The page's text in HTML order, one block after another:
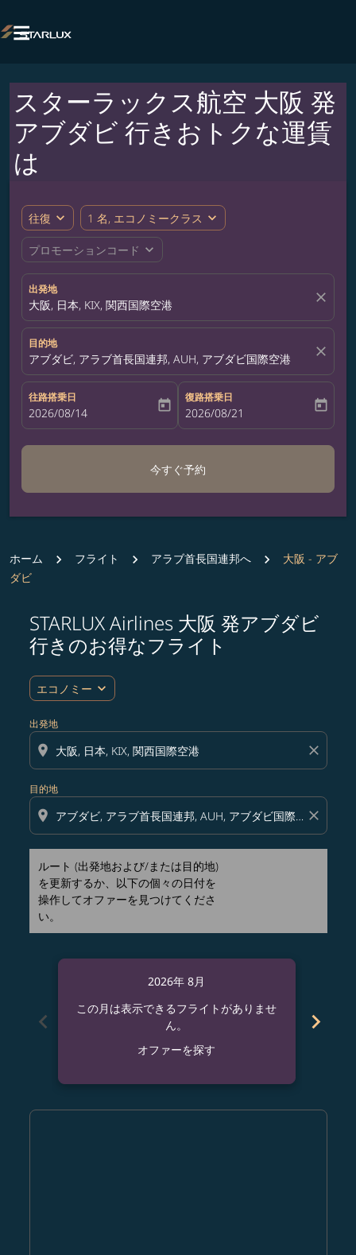

スターラックス航空 大阪 発
アブダビ 行きおトクな運賃
は
往復 expand_more 1 名, エコノミークラス expand_more
プロモーションコード expand_more
出発地
大阪, 日本, KIX, 関西国際空港 close
目的地
アブダビ, アラブ首長国連邦, AUH, アブダビ国際空港 close
往路搭乗日
fc-booking-departure-date-aria-label
2026/08/14 today
復路搭乗日
fc-booking-return-date-aria-label
2026/08/21 today
今すぐ予約
ホーム フライト アラブ首長国連邦へ
大阪 - アブ
ダビ
STARLUX Airlines 大阪 発アブダビ
行きのお得なフライト
エコノミー expand_more
出発地
location_on close
目的地
location_on close
ルート (出発地および/または目的地)
を更新するか、以下の個々の日付を
操作してオファーを見つけてくださ
い。
ルート (出発地および/または目的地) を更新するか、以
chevron_left
2026年 8月
この月は表示できるフライトがありませ
ん。
オファーを探す
chevron_right